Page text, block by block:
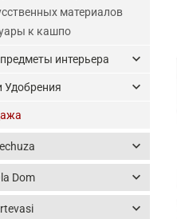
материалов
к кашпо
интерьера keyboard_arrow_down
Удобрения keyboard_arrow_down
keyboard_arrow_down
Dom keyboard_arrow_down
keyboard_arrow_down